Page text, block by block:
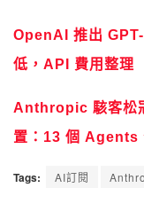
OpenAI 推出
低，API 費用整理
Anthropic 駭客松
置：13 個 Agents
Tags: AI訂閱